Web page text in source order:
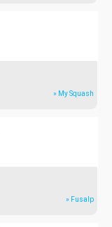
» My Squash
» Fusalp